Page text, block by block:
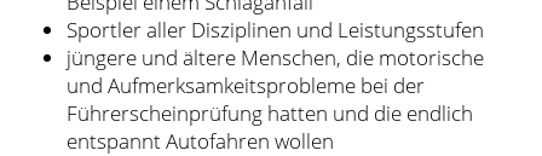
Sportler aller Disziplinen und Leistungsstufen
jüngere und ältere Menschen, die motorische
und Aufmerksamkeitsprobleme bei der
Führerscheinprüfung hatten und die endlich
entspannt Autofahren wollen